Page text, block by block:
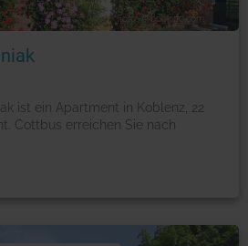
Foto: © booking.com
ist ein Apartment in Koblenz, 22
Cottbus erreichen Sie nach